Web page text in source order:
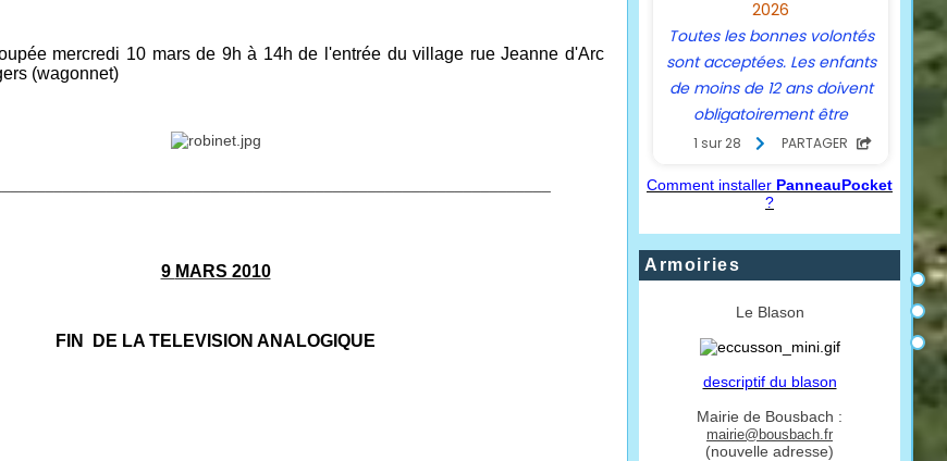
mercredi 10 mars de 9h à 14h de l'entrée du village rue Jeanne d'Arc
(wagonnet)
9 MARS 2010
FIN DE LA TELEVISION ANALOGIQUE
Comment installer PanneauPocket
?
Armoiries
Le Blason
descriptif du blason
Mairie de Bousbach :
mairie@bousbach.fr
(nouvelle adresse)